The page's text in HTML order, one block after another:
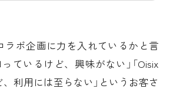
ラボ企画に力を入れているかと言
ているけど、興味がない」「Oisix
利用には至らない」というお客さ